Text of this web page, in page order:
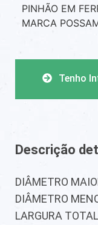
PINHÃO EM
MARCA
Tenho
Descrição
DIÂMETRO
DIÂMETRO
LARGURA